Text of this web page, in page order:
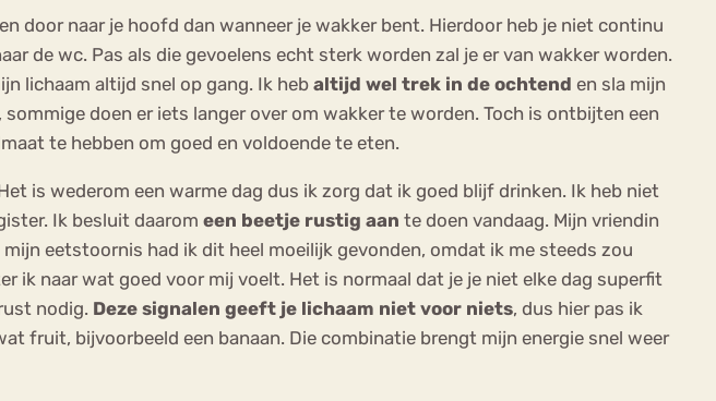
door naar je hoofd dan wanneer je wakker bent. Hierdoor heb je niet continu
de wc. Pas als die gevoelens echt sterk worden zal je er van wakker worden.
lichaam altijd snel op gang. Ik hebaltijd wel trek in de ochtend en sla mijn
sommige doen er iets langer over om wakker te worden. Toch is ontbijten een
te hebben om goed en voldoende te eten.
is wederom een warme dag dus ik zorg dat ik goed blijf drinken. Ik heb niet
Ik besluit daarom een beetje rustig aan te doen vandaag. Mijn vriendin
eetstoornis had ik dit heel moeilijk gevonden, omdat ik me steeds zou
ik naar wat goed voor mij voelt. Het is normaal dat je je niet elke dag superfit
nodig. Deze signalen geeft je lichaam niet voor niets, dus hier pas ik
fruit, bijvoorbeeld een banaan. Die combinatie brengt mijn energie snel weer